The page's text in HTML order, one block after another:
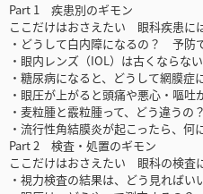
Part 1 疾患別のギモン
ここだけはおさえたい 眼科疾患に
・どうして白内障になるの？ 予防
・眼内レンズ（IOL）は古くならな
・糖尿病になると、どうして網膜症
・眼圧が上がると頭痛や悪心・嘔吐
・麦粒腫と霰粒腫って、どう違うの？
・流行性角結膜炎が起こったら
Part 2 検査・処置のギモン
ここだけはおさえたい 眼科の検査
・視力検査の結果は、どう見ればい